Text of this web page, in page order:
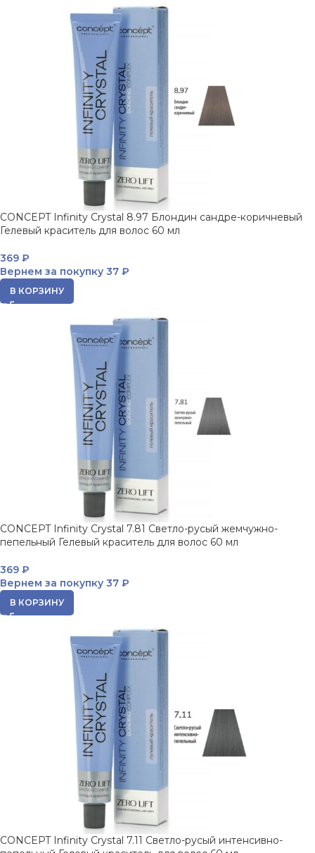
CONCEPT Infinity Crystal 8.97 Блондин сандре-коричневый
Гелевый краситель для волос 60 мл
369 ₽
Вернем за покупку 37 ₽
В КОРЗИНУ
CONCEPT Infinity Crystal 7.81 Светло-русый жемчужно-
пепельный Гелевый краситель для волос 60 мл
369 ₽
Вернем за покупку 37 ₽
В КОРЗИНУ
CONCEPT Infinity Crystal 7.11 Светло-русый интенсивно-